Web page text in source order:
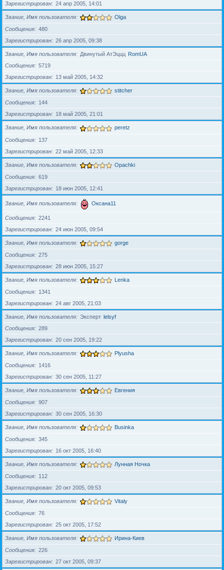
Зарегистрирован
24 апр 2005, 14:01
Звание, Имя пользователя Olga
Сообщения
480
Зарегистрирован
26 апр 2005, 09:38
Звание, Имя пользователя Двинутый АтЭццц RomUA
Сообщения
5719
Зарегистрирован
13 май 2005, 14:32
Звание, Имя пользователя stitcher
Сообщения
144
Зарегистрирован
18 май 2005, 21:01
Звание, Имя пользователя peretz
Сообщения
137
Зарегистрирован
22 май 2005, 12:33
Звание, Имя пользователя Opachki
Сообщения
619
Зарегистрирован
18 июн 2005, 12:41
Звание, Имя пользователя Оксана11
Сообщения
2241
Зарегистрирован
24 июн 2005, 09:54
Звание, Имя пользователя gorge
Сообщения
275
Зарегистрирован
28 июн 2005, 15:27
Звание, Имя пользователя Lenka
Сообщения
1341
Зарегистрирован
24 авг 2005, 21:03
Звание, Имя пользователя Эксперт lelsyf
Сообщения
289
Зарегистрирован
20 сен 2005, 19:22
Звание, Имя пользователя Plyusha
Сообщения
1416
Зарегистрирован
30 сен 2005, 11:27
Звание, Имя пользователя Евгения
Сообщения
907
Зарегистрирован
30 сен 2005, 16:30
Звание, Имя пользователя Businka
Сообщения
345
Зарегистрирован
16 окт 2005, 16:40
Звание, Имя пользователя Лунная Ночка
Сообщения
112
Зарегистрирован
20 окт 2005, 09:53
Звание, Имя пользователя Vitaly
Сообщения
76
Зарегистрирован
25 окт 2005, 17:52
Звание, Имя пользователя Ирина-Киев
Сообщения
226
Зарегистрирован
27 окт 2005, 09:37